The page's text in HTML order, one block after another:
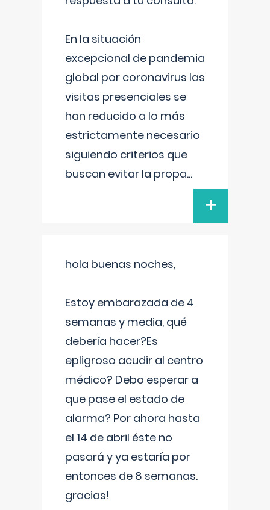
En la situación
excepcional de pandemia
global por coronavirus las
visitas presenciales se
han reducido a lo más
estrictamente necesario
siguiendo criterios que
buscan evitar la propa...
+
hola buenas noches,
Estoy embarazada de 4
semanas y media, qué
debería hacer?Es
epligroso acudir al centro
médico? Debo esperar a
que pase el estado de
alarma? Por ahora hasta
el 14 de abril éste no
pasará y ya estaría por
entonces de 8 semanas.
gracias!